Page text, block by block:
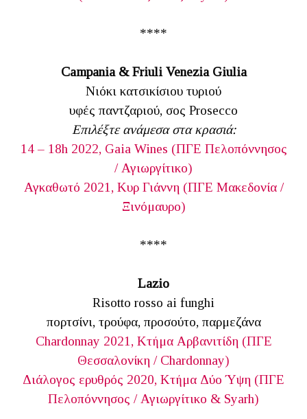
****
Campania & Friuli Venezia Giulia
Νιόκι κατσικίσιου τυριού
υφές παντζαριού, σος Prosecco
Επιλέξτε ανάμεσα στα κρασιά:
14 – 18h 2022, Gaia Wines (ΠΓΕ Πελοπόννησος
/ Αγιωργίτικο)
Αγκαθωτό 2021, Κυρ Γιάννη (ΠΓΕ Μακεδονία /
Ξινόμαυρο)
****
Lazio
Risotto rosso ai funghi
πορτσίνι, τρούφα, προσούτο, παρμεζάνα
Chardonnay 2021, Κτήμα Αρβανιτίδη (ΠΓΕ
Θεσσαλονίκη / Chardonnay)
Διάλογος ερυθρός 2020, Κτήμα Δύο Ύψη (ΠΓΕ
Πελοπόννησος / Αγιωργίτικο & Syarh)